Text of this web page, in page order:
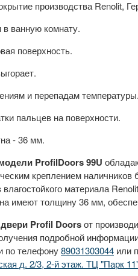
производства Renolit,
ванную комнату.
поверхность.
и перепадам температуры.
пальцев на поверхности.
- 36 мм.
ProfilDoors 99U
креплением наличников
влагостойкого материала
имеют толщину 36 мм,
Profil Doorsот
подробной
по телефону89031303044 или
д. 2/3, 2-й этаж. ТЦ "Парк